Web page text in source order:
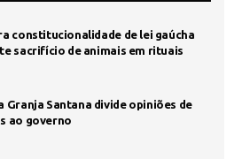
constitucionalidade de lei gaúcha
sacrifício de animais em rituais
Granja Santana divide opiniões de
ao governo